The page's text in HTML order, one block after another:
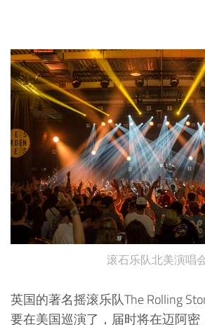
滚石乐队北美演唱
英国的著名摇滚乐队The Rolling
要在美国巡演了，届时将在迈阿